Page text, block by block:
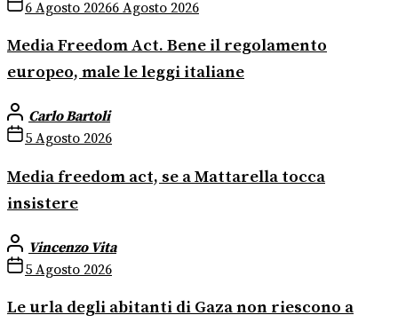
6 Agosto 20266 Agosto 2026
Media Freedom Act. Bene il regolamento
europeo, male le leggi italiane
Carlo Bartoli
5 Agosto 2026
Media freedom act, se a Mattarella tocca
insistere
Vincenzo Vita
5 Agosto 2026
Le urla degli abitanti di Gaza non riescono a